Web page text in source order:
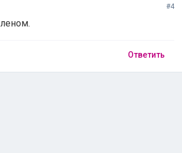
#4
Ответить